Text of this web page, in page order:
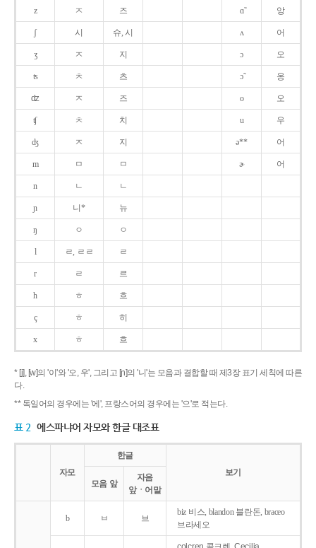
z ㅈ 즈 ɑ̃ 앙
ʃ 시 슈, 시 ʌ 어
ʒ ㅈ 지 ɔ 오
ʦ ㅊ 츠 ɔ̃ 옹
ʣ ㅈ 즈 o 오
ʧ ㅊ 치 u 우
ʤ ㅈ 지 ə** 어
m ㅁ ㅁ ɚ 어
n ㄴ ㄴ
ɲ 니* 뉴
ŋ ㅇ ㅇ
l ㄹ, ㄹㄹ ㄹ
r ㄹ 르
h ㅎ 흐
ç ㅎ 히
x ㅎ 흐
* [j], [w]의 '이'와 '오, 우', 그리고 [ɲ]의 '니'는 모음과 결합할 때 제3장 표기 세칙에 따른
다.
** 독일어의 경우에는 '에', 프랑스어의 경우에는 '으'로 적는다.
표 2 에스파냐어 자모와 한글 대조표
자모
한글
보기
모음 앞
자음
앞ㆍ어말
b ㅂ 브
biz 비스, blandon 블란돈, braceo
브라세오